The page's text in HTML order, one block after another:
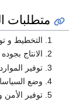
متطلبات
التخطيط و
الانتاج
توفير
وضع
توفير الأمن